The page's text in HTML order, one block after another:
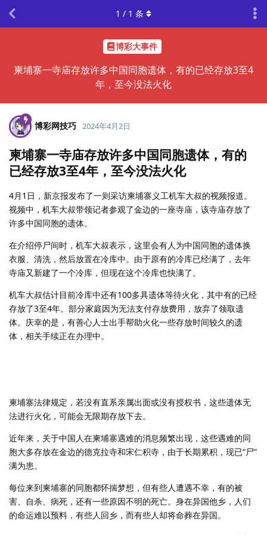
博彩大事件
柬埔寨一寺庙存放许多中国同胞遗体，有的已经存放3至4
年，至今没法火化
1 / 1 条
博彩网技巧 2024年4月2日
柬埔寨一寺庙存放许多中国同胞遗体，有的
已经存放3至4年，至今没法火化
4月1日，新京报发布了一则采访柬埔寨义工机车大叔的视频报道。
视频中，机车大叔带领记者参观了金边的一座寺庙，该寺庙存放了
许多中国同胞的遗体。
在介绍停尸间时，机车大叔表示，这里会有人为中国同胞的遗体换
衣服、清洗，然后放置在冷库中。由于原有的冷库已经满了，去年
寺庙又新建了一个冷库，但现在这个冷库也快满了。
机车大叔估计目前冷库中还有100多具遗体等待火化，其中有的已经
存放了3至4年。部分家庭因为无法支付存放费用，放弃了领取遗
体。庆幸的是，有善心人士出手帮助火化一些存放时间较久的遗
体，相关手续正在办理中。
柬埔寨法律规定，若没有直系亲属出面或没有授权书，这些遗体无
法进行火化，可能会无限期存放下去。
近年来，关于中国人在柬埔寨遇难的消息频繁出现，这些遇难的同
胞大多存放在金边的德克拉寺和宋仁积寺，由于长期累积，现已“尸”
满为患。
每位来到柬埔寨的同胞都怀揣梦想，但有些人遭遇不幸，有的被
害、自杀、病死，还有一些原因不明的死亡。身在异国他乡，人们
的命运难以预料，有些人回乡，而有些人却将命葬在异国。